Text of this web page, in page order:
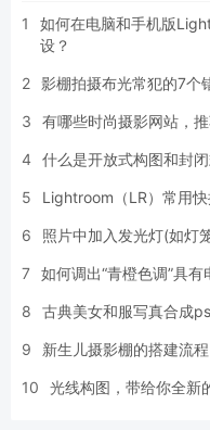
1
如何在电脑和手机版
设？
2 影棚拍摄布光常犯的7个
3 有哪些时尚摄影网站，
4 什么是开放式构图和封
5 Lightroom（LR）常用
6 照片中加入发光灯(如灯
7 如何调出“青橙色调”具
8 古典美女和服写真合成
9 新生儿摄影棚的搭建流程
10 光线构图，带给你全新